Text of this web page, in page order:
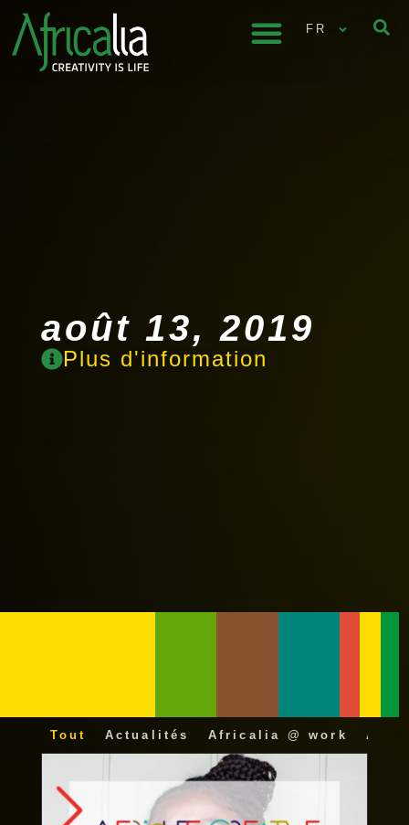
FR
août 13, 2019
Plus d'information
Tout Actualités Africalia @ work